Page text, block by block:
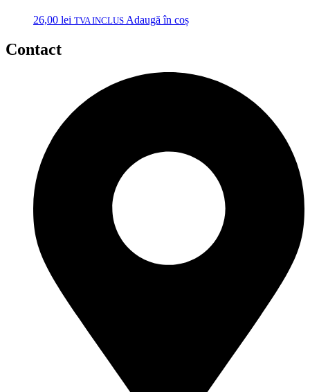
26,00 lei TVA INCLUS Adaugă în coș
Contact